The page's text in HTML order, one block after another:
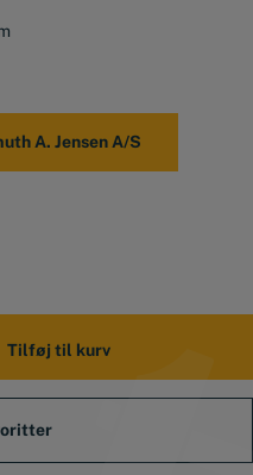
A. Jensen A/S
Tilføj til kurv